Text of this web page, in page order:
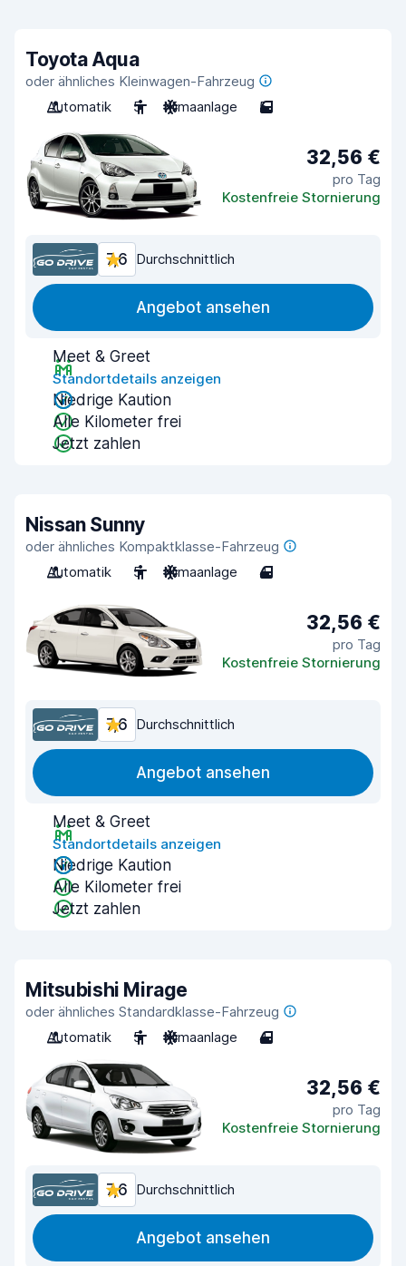
Toyota Aqua
oder ähnliches Kleinwagen-Fahrzeug
Automatik
5 Klimaanlage 5
32,56 €
pro Tag
Kostenfreie Stornierung
7,6 Durchschnittlich
Angebot ansehen
Meet & Greet
Standortdetails anzeigen
Niedrige Kaution
Alle Kilometer frei
Jetzt zahlen
Nissan Sunny
oder ähnliches Kompaktklasse-Fahrzeug
Automatik
5 Klimaanlage 4
32,56 €
pro Tag
Kostenfreie Stornierung
7,6 Durchschnittlich
Angebot ansehen
Meet & Greet
Standortdetails anzeigen
Niedrige Kaution
Alle Kilometer frei
Jetzt zahlen
Mitsubishi Mirage
oder ähnliches Standardklasse-Fahrzeug
Automatik
5 Klimaanlage 4
32,56 €
pro Tag
Kostenfreie Stornierung
7,6 Durchschnittlich
Angebot ansehen